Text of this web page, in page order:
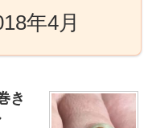
年4月
き